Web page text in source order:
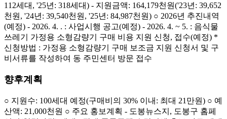
112세대, '25년: 318세대) - 지원금액: 164,179천원('23년: 39,652
천원, '24년: 39,540천원, '25년: 84,987천원) ○ 2026년 추진내역
(예정) - 2026. 4. . : 사업시행 공고(예정) - 2026. 4. ~ 5. : 음식물
쓰레기 가정용 소형감량기 구매 비용 지원 신청, 접수(예정) *
신청방법 : 가정용 소형감량기 구매 보조금 지원 신청서 및 구
비서류를 작성하여 동 주민센터 방문 접수
향후계획
○ 지원수: 100세대 예정(구매비의 30% 이내: 최대 21만원) ○ 예
산액: 21,000천원 ○ 주요 홍보계획 - 도봉뉴스지, 도봉구 홈페